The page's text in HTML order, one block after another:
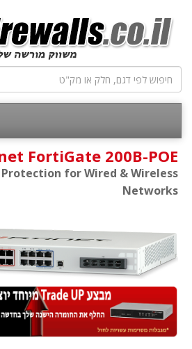
FortiGate 200B-POE
Protection for Wired & Wireless
Networks